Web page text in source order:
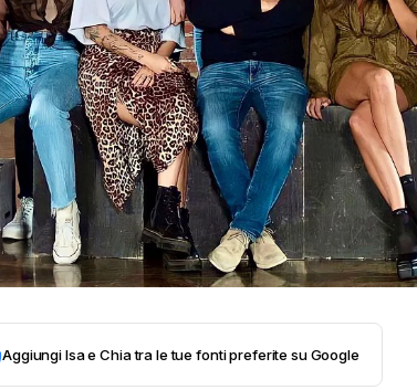
Aggiungi Isa e Chia tra le tue fonti preferite su Google